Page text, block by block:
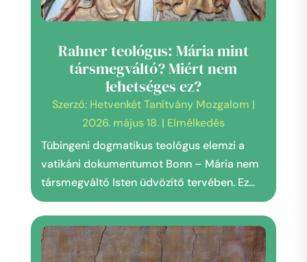
Rahner teológus: Mária mint
társmegváltó? Miért nem
lehetséges ez?
Szerző: Hetvenkét Tanítvány Mozgalom |
2026. május 18.| Elmélkedés
Tübingeni dogmatikus teológus elemzi a
vatikáni dokumentumot Bonn – Mária nem
társmegváltó Isten üdvözítő tervében. Ez...